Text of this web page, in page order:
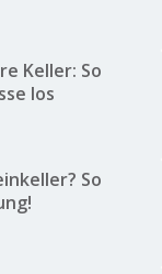
Keller: So
los
So